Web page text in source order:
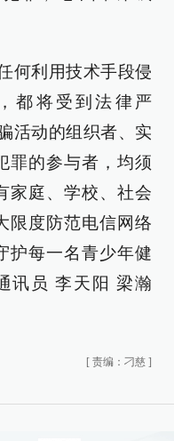
何利用技术手段侵
都将受到法律严
活动的组织者、实
罪的参与者，均须
家庭、学校、社会
限度防范电信网络
护每一名青少年健
讯员 李天阳 梁瀚
[ 责编：刁慈 ]